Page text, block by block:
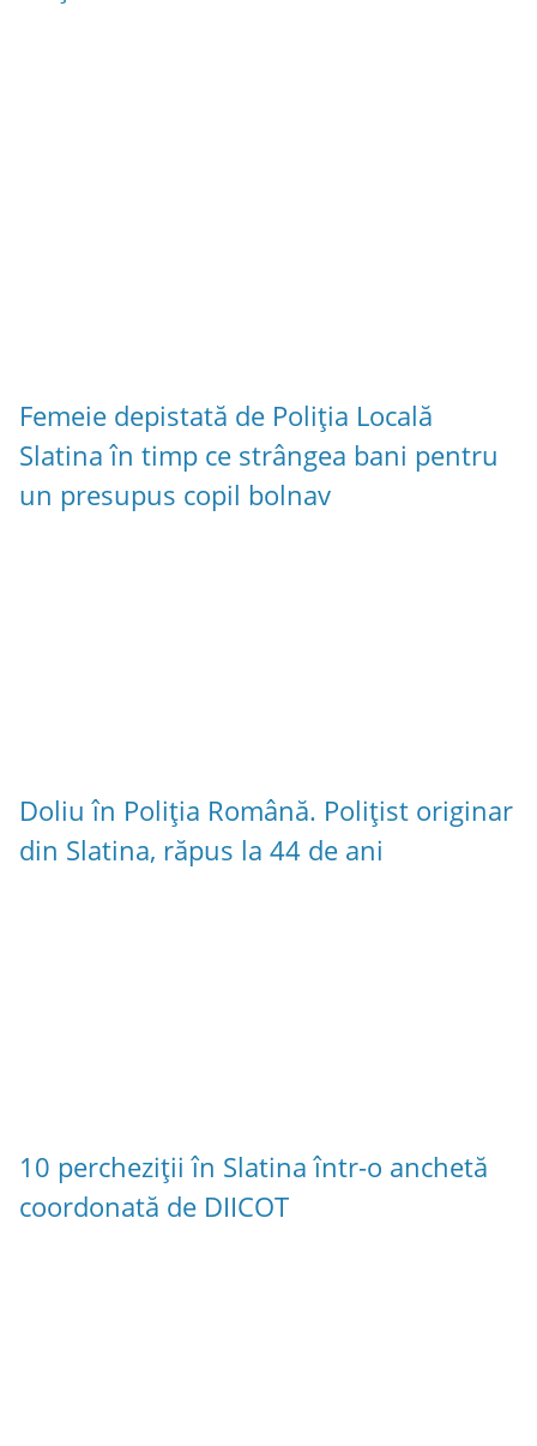
Femeie depistată de Poliția Locală
Slatina în timp ce strângea bani pentru
un presupus copil bolnav
Doliu în Poliția Română. Polițist originar
din Slatina, răpus la 44 de ani
10 percheziții în Slatina într-o anchetă
coordonată de DIICOT